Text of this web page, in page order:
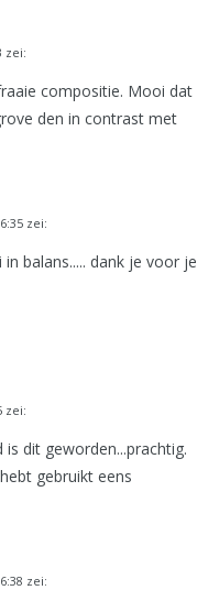
zei:
compositie. Mooi dat
den in contrast met
zei:
balans..... dank je voor je
zei:
dit geworden...prachtig.
gebruikt eens
zei: